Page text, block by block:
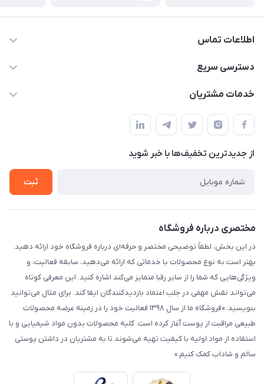
اطلاعات تماس
09332394024-09120346631
دسترسی سریع
حساب کاربری
لیست محصولات
درباره ما
خدمات مشتریان
قوانین و مقررات
حریم خصوصی
راهنما
از جدید‌ترین تخفیف‌ها با‌ خبر شوید
ثبت
مختصری درباره فروشگاه
در این بخش، لطفاً توضیحی مختصر و حرفه‌ای درباره فروشگاه خود ارائه دهید.
بهتر است به نوع محصولات یا خدماتی که ارائه می‌دهید، سابقه فعالیت، و
ویژگی‌هایی که شما را از سایر رقبا متمایز می‌کند اشاره کنید. این معرفی کوتاه
می‌تواند نقش مهمی در جلب اعتماد بازدیدکنندگان ایفا کند. برای مثال می‌توانید
بنویسید: «فروشگاه ما از سال ۱۳۹۸ فعالیت خود را در زمینه عرضه محصولات
طبیعی مراقبت از پوست آغاز کرده است. کلیه محصولات بدون مواد شیمیایی و با
استفاده از مواد اولیه با کیفیت تهیه می‌شوند تا به مشتریان در داشتن پوستی
سالم و شاداب کمک کنیم.»